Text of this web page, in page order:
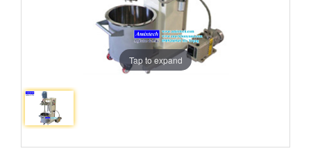
Tap to expand